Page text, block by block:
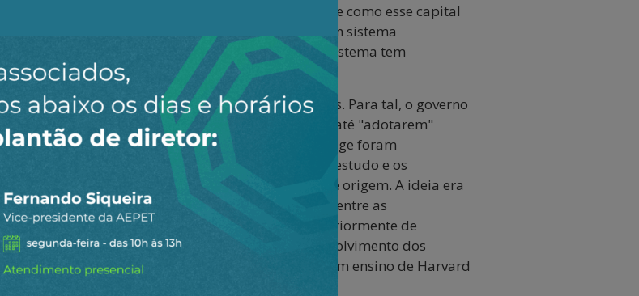
hegemonia do capital financeiro globalizado, e como esse capital
homogénea), a ênfase se desloca para ter um sistema
fim de treinar tal tecnocracia; e, obviamente, tal sistema tem
as mentes, mas sim para recolonizá-las. Para tal, o governo
de renome a estabelecerem filiais na Índia e até "adotarem"
à sua imagem. Oxford, Harvard e Cambridge foram
não para seguirem na Índia os programas de estudo e os
para reproduzirem o que seguem no seu país de origem. A ideia era
programáticos e dos programas de estudo entre as
ou seja, reverter a tentativa feita anteriormente de
indianas. De facto, um ministro indiano do Desenvolvimento dos
Parlamento que o seu objectivo era proporcionar um ensino de Harvard
se deslocassem ao estrangeiro para o obter.